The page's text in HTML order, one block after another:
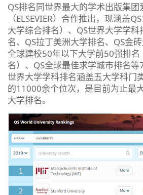
QS排名同世界最大的学术出版集团
（ELSEVIER）合作推出，现涵盖
大学综合排名）、QS世界大学学
名、QS拉丁美洲大学排名、QS金
全球建校50年以下大学前50强排
名）、QS全球最佳求学城市排名
世界大学学科排名涵盖五大学科门
的11000余个位次，是目前为止最
大学排名。